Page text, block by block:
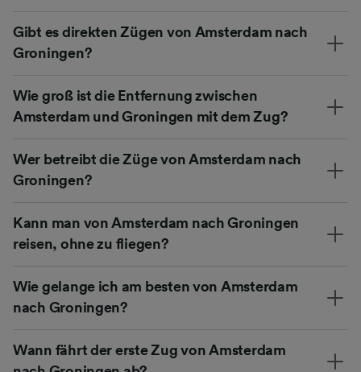
Gibt es direkten Zügen von Amsterdam nach
Groningen?
Wie groß ist die Entfernung zwischen
Amsterdam und Groningen mit dem Zug?
Wer betreibt die Züge von Amsterdam nach
Groningen?
Kann man von Amsterdam nach Groningen
reisen, ohne zu fliegen?
Wie gelange ich am besten von Amsterdam
nach Groningen?
Wann fährt der erste Zug von Amsterdam